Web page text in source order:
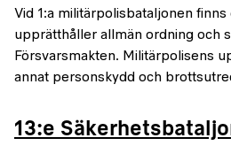
Vid 1:a militärpolisbataljonen
upprätthåller allmän ordning och
Försvarsmakten. Militärpolisens
annat personskydd och
13:e